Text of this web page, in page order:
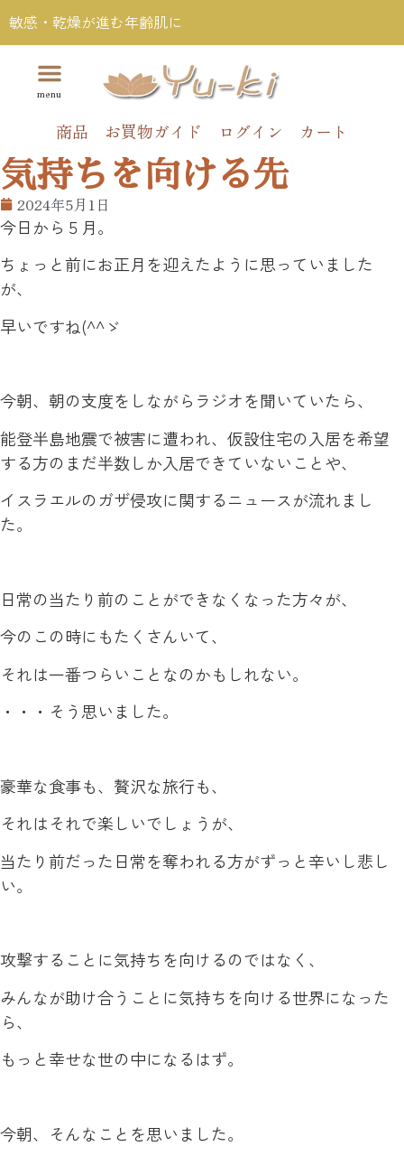
敏感・乾燥が進む年齢肌に
商品 お買物ガイド ログイン カート
気持ちを向ける先
2024年5月1日
今日から５月。
ちょっと前にお正月を迎えたように思っていました
が、
早いですね(^^ゞ
今朝、朝の支度をしながらラジオを聞いていたら、
能登半島地震で被害に遭われ、仮設住宅の入居を希望
する方のまだ半数しか入居できていないことや、
イスラエルのガザ侵攻に関するニュースが流れまし
た。
日常の当たり前のことができなくなった方々が、
今のこの時にもたくさんいて、
それは一番つらいことなのかもしれない。
・・・そう思いました。
豪華な食事も、贅沢な旅行も、
それはそれで楽しいでしょうが、
当たり前だった日常を奪われる方がずっと辛いし悲し
い。
攻撃することに気持ちを向けるのではなく、
みんなが助け合うことに気持ちを向ける世界になった
ら、
もっと幸せな世の中になるはず。
今朝、そんなことを思いました。